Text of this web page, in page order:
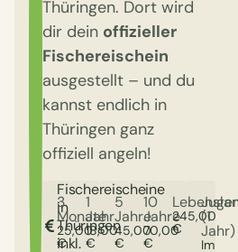
Thüringen. Dort wird
dir dein offizieller
Fischereischein
ausgestellt – und du
kannst endlich in
Thüringen ganz
offiziell angeln!
Fischereischeine
in
Thüringen
inkl.
3
Monate
25,00
€
1
Jahr
18,00
€
5
Jahre
45,00
€
10
Jahre
70,00
€
245,00
€
(1
Jahr)
Im